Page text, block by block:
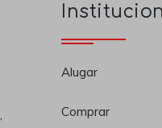
Alugar
Comprar